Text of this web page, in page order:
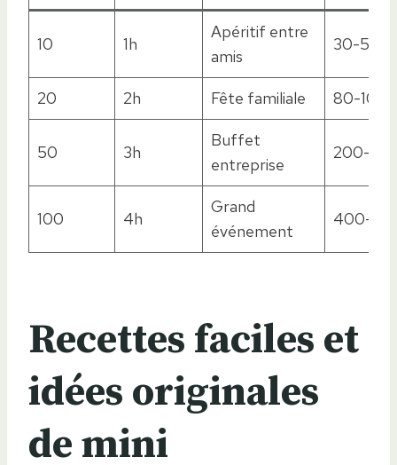
10 1h
Apéritif entre
amis
30-50
20 2h Fête familiale 80-100
50 3h
Buffet
entreprise
200-
100 4h
Grand
événement
400-
Recettes faciles et
idées originales
de mini